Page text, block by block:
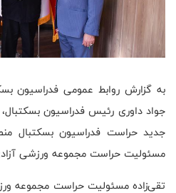
به گزارش روابط عمومی فدراسیون
جواد داوری رئیس فدراسیون
جدید حراست فدراسیون بسکتبال
مسئولیت حراست مجموعه ورزشی آزادی
تقی‌زاده مسئولیت حراست مجموعه